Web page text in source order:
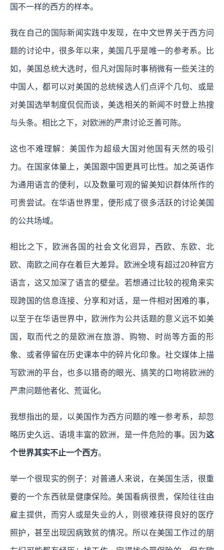
国不一样的西方的样本。
我在自己的国际新闻实践中发现，在中文世界关于西方问
题的讨论中，很多年以来，美国几乎是唯一的参考系。比
如，美国总统大选时，但凡对国际时事稍微有一些关注的
中国人，都可以对美国的总统候选人们点评个几句、或是
对美国选举制度侃侃而谈，美选相关的新闻不时登上热搜
与头条。相比之下，对欧洲的严肃讨论乏善可陈。
这也不难理解：美国作为超级大国对他国有天然的吸引
力。在国家体量上，美国跟中国更具可比性。加之英语作
为通用语言的便利，以及数量可观的留美知识群体所作的
可贵尝试。在华语世界里，便形成了很多活跃的讨论美国
的公共场域。
相比之下，欧洲各国的社会文化迥异，西欧、东欧、北
欧、南欧之间存在着巨大差异。欧洲全境有超过20种官方
语言，这又加深了语言的壁垒。若想通过比较的视角来实
现跨国的信息连接、分享和对话，是一件相对困难的事，
以至于在华语世界中，欧洲作为公共话题的意义远不如美
国，取而代之的是欧洲在旅游、购物、时尚等方面的形
象、或者停留在历史课本中的碎片化印象。社交媒体上描
写欧洲的平台，也多以猎奇的眼光、搞笑的口吻将欧洲的
严肃问题他者化、荒诞化。
我想指出的是，以美国作为西方问题的唯一参考系，却忽
略历史久远、语境丰富的欧洲，是一件危险的事。因为这
个世界其实不止一个西方。
举一个很现实的例子：对普通人来说，在美国生活，很重
要的一个东西就是健康保险。美国看病很贵，保险往往由
雇主提供，而穷人或是失业的人，则很难获得良好的医疗
照护，甚至出现因病致贫的情况。所以在美国工作过的朋